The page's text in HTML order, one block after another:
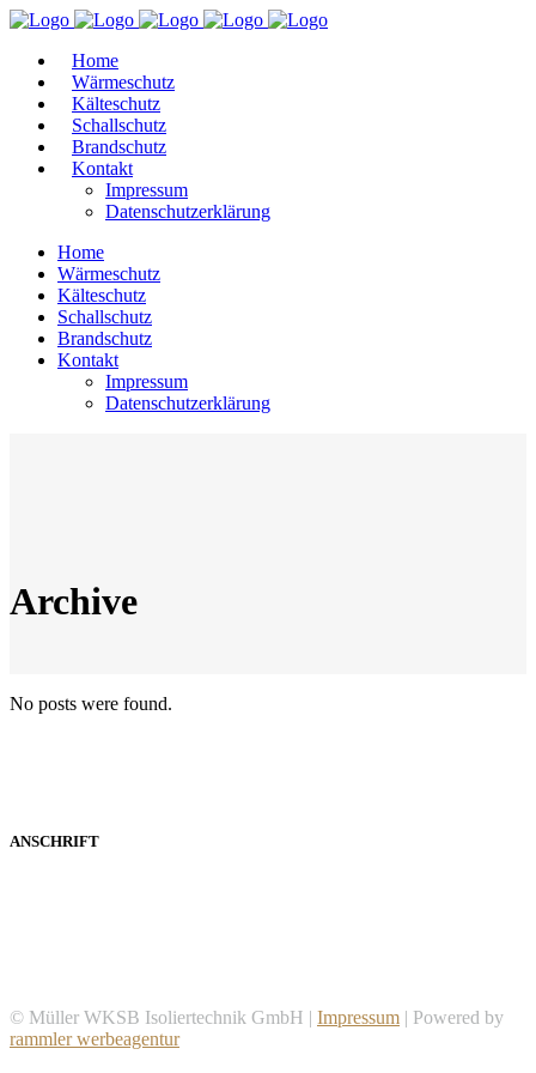
Home
Wärmeschutz
Kälteschutz
Schallschutz
Brandschutz
Kontakt
Impressum
Datenschutzerklärung
Home
Wärmeschutz
Kälteschutz
Schallschutz
Brandschutz
Kontakt
Impressum
Datenschutzerklärung
Archive
No posts were found.
ANSCHRIFT
© Müller WKSB Isoliertechnik GmbH | Impressum | Powered by
rammler werbeagentur